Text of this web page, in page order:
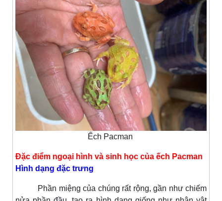
Ếch Pacman
Đặc điểm ngoại hình và sinh học của ếch Pacman
Hình dạng đặc trưng
Phần miệng của chúng rất rộng, gần như chiếm